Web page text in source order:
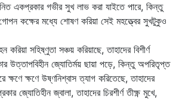
একপ্রকার গভীর সুখ লাভ করা যাইতে পারে, কিন্তু
কক্ষের মধ্যে শোষণ করিয়া সেই মহত্ত্বের সুখটুকুও
করিয়া সহিষ্ণুতা সঞ্চয় করিয়াছে, তাহাদের বিশীর্ণ
উত্তাপবিহীন জ্যোতির্ময় ছায়া পড়ে, কিন্তু অপরিতৃপ্ত
ক্ষণে ক্ষণে উষ্ণনিশ্বাস ত্যাগ করিতেছে, তাহাদের
জ্যোতিহীন জ্বালা, তাহাদের চিরশীর্ণ তীক্ষ্ণ মুখে,